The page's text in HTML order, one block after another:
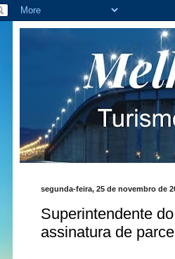
segunda-feira, 25 de novembro de
Superintendente
assinatura de